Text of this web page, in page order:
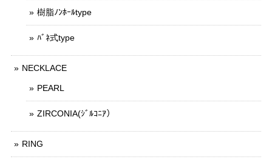
樹脂ﾉﾝﾎｰﾙtype
ﾊﾞﾈ式type
NECKLACE
PEARL
ZIRCONIA(ｼﾞﾙｺﾆｱ）
RING